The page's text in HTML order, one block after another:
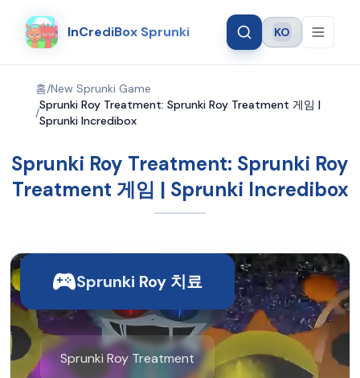
InCrediBox Sprunki Language
KO
홈/New Sprunki Game
/
Sprunki Roy Treatment: Sprunki Roy Treatment 게임 |
Sprunki Incredibox
Sprunki Roy Treatment: Sprunki Roy
Treatment 게임 | Sprunki Incredibox
Sprunki Roy 치료
Sprunki Roy Treatment